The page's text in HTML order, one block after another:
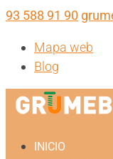
93 588 91 90
Mapa web
Blog
INICIO